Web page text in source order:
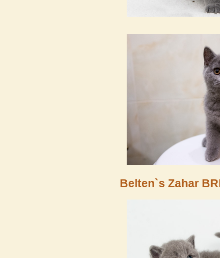
Belten`s Zahar